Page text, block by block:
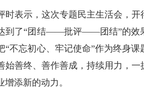
时表示，这次专题民主生活会，
到了“团结――批评――团结”的效
不忘初心、牢记使命”作为终身
善终、善作善成，持续用力，
添新的动力。